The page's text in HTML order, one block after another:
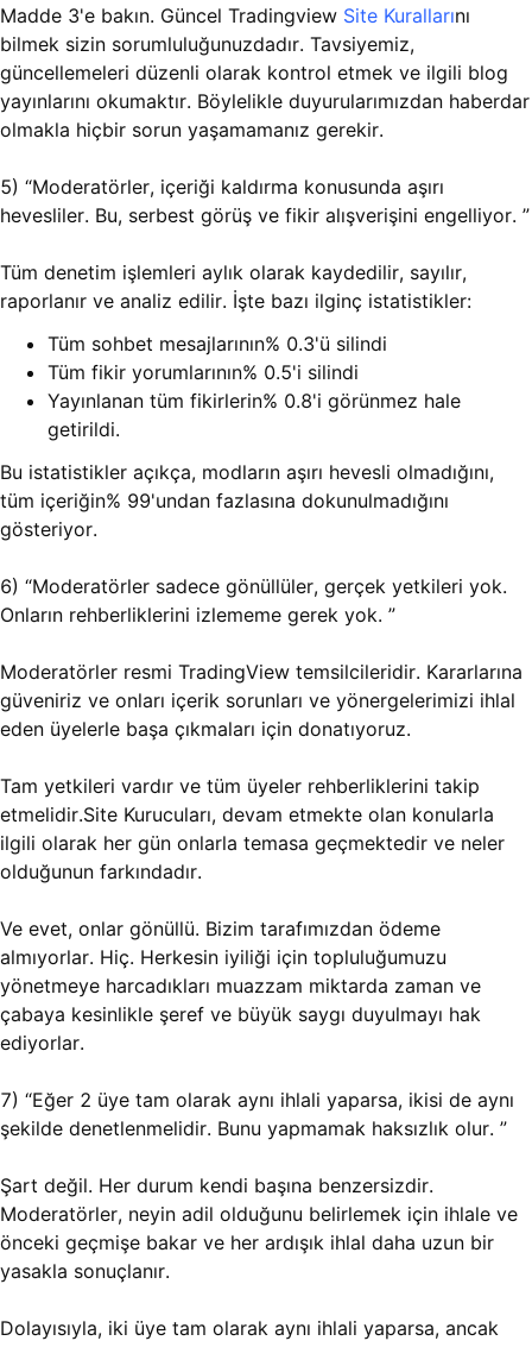
Madde 3'e bakın. Güncel Tradingview Site Kurallarını
bilmek sizin sorumluluğunuzdadır. Tavsiyemiz,
güncellemeleri düzenli olarak kontrol etmek ve ilgili blog
yayınlarını okumaktır. Böylelikle duyurularımızdan haberdar
olmakla hiçbir sorun yaşamamanız gerekir.
5) “Moderatörler, içeriği kaldırma konusunda aşırı
hevesliler. Bu, serbest görüş ve fikir alışverişini engelliyor. ”
Tüm denetim işlemleri aylık olarak kaydedilir, sayılır,
raporlanır ve analiz edilir. İşte bazı ilginç istatistikler:
Tüm sohbet mesajlarının% 0.3'ü silindi
Tüm fikir yorumlarının% 0.5'i silindi
Yayınlanan tüm fikirlerin% 0.8'i görünmez hale
getirildi.
Bu istatistikler açıkça, modların aşırı hevesli olmadığını,
tüm içeriğin% 99'undan fazlasına dokunulmadığını
gösteriyor.
6) “Moderatörler sadece gönüllüler, gerçek yetkileri yok.
Onların rehberliklerini izlememe gerek yok. ”
Moderatörler resmi TradingView temsilcileridir. Kararlarına
güveniriz ve onları içerik sorunları ve yönergelerimizi ihlal
eden üyelerle başa çıkmaları için donatıyoruz.
Tam yetkileri vardır ve tüm üyeler rehberliklerini takip
etmelidir.Site Kurucuları, devam etmekte olan konularla
ilgili olarak her gün onlarla temasa geçmektedir ve neler
olduğunun farkındadır.
Ve evet, onlar gönüllü. Bizim tarafımızdan ödeme
almıyorlar. Hiç. Herkesin iyiliği için topluluğumuzu
yönetmeye harcadıkları muazzam miktarda zaman ve
çabaya kesinlikle şeref ve büyük saygı duyulmayı hak
ediyorlar.
7) “Eğer 2 üye tam olarak aynı ihlali yaparsa, ikisi de aynı
şekilde denetlenmelidir. Bunu yapmamak haksızlık olur. ”
Şart değil. Her durum kendi başına benzersizdir.
Moderatörler, neyin adil olduğunu belirlemek için ihlale ve
önceki geçmişe bakar ve her ardışık ihlal daha uzun bir
yasakla sonuçlanır.
Dolayısıyla, iki üye tam olarak aynı ihlali yaparsa, ancak